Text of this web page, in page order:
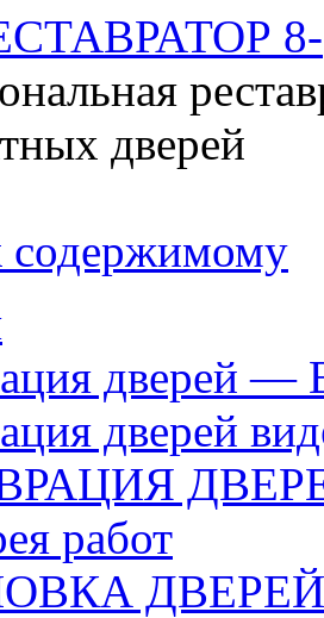
8-
дверей
содержимому
дверей —
дверей
работ
ДВЕРЕЙ